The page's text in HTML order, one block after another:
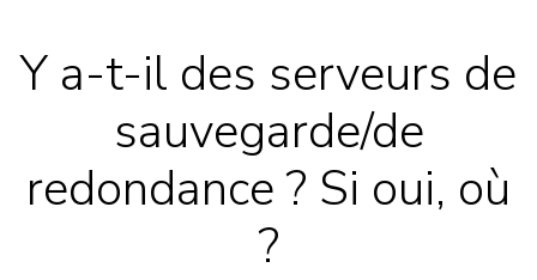
Y a-t-il des serveurs de
sauvegarde/de
redondance ? Si oui, où
?